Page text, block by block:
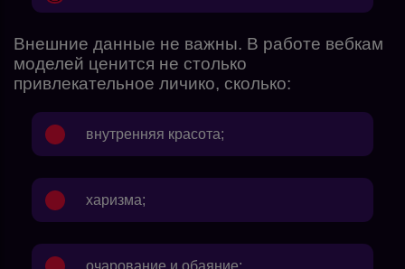
Внешние данные не важны. В работе вебкам
моделей ценится не столько
привлекательное личико, сколько:
внутренняя красота;
харизма;